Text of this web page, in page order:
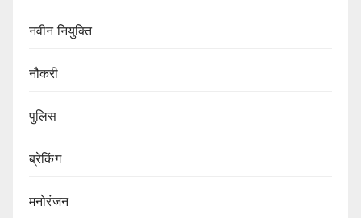
नवीन नियुक्ति
नौकरी
पुलिस
ब्रेकिंग
मनोरंजन